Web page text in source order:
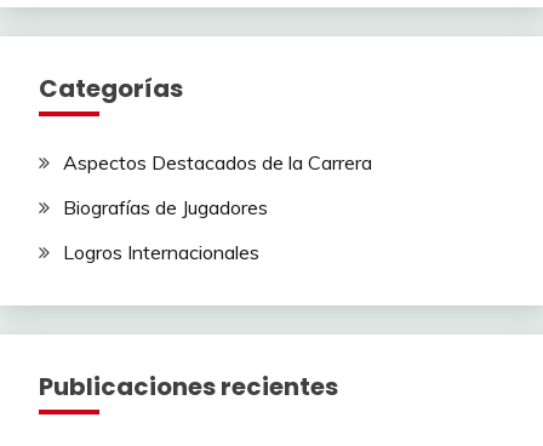
Categorías
Aspectos Destacados de la Carrera
Biografías de Jugadores
Logros Internacionales
Publicaciones recientes